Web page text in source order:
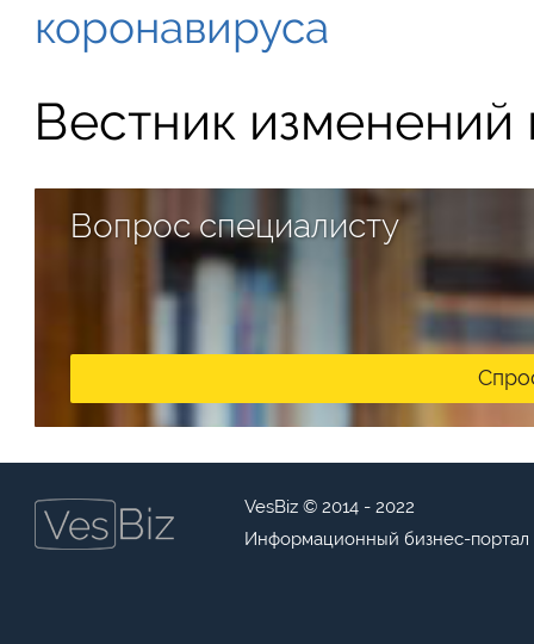
коронавируса
Вестник изменений
Вопрос специалисту
VesBiz © 2014 - 2022
Информационный бизнес-портал